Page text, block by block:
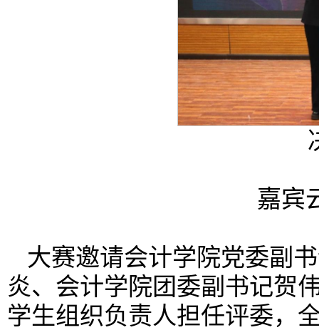
嘉宾
大赛邀请会计学院党委副
炎、会计学院团委副书记贺
学生组织负责人担任评委，